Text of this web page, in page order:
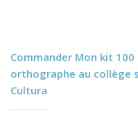
Commander Mon kit 100
orthographe au collège
Cultura